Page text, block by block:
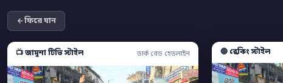
ফিরে যান
📺 জামুনা টিভি স্টাইল ডার্ক রেড হেডলাইন 🔴 ব্রেকিং স্টাইল